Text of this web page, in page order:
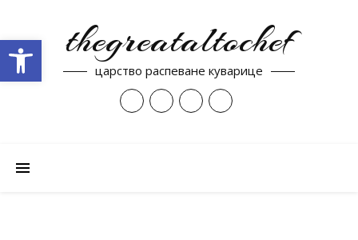
thegreataltochef
царство распеване куварице
Open toolbar